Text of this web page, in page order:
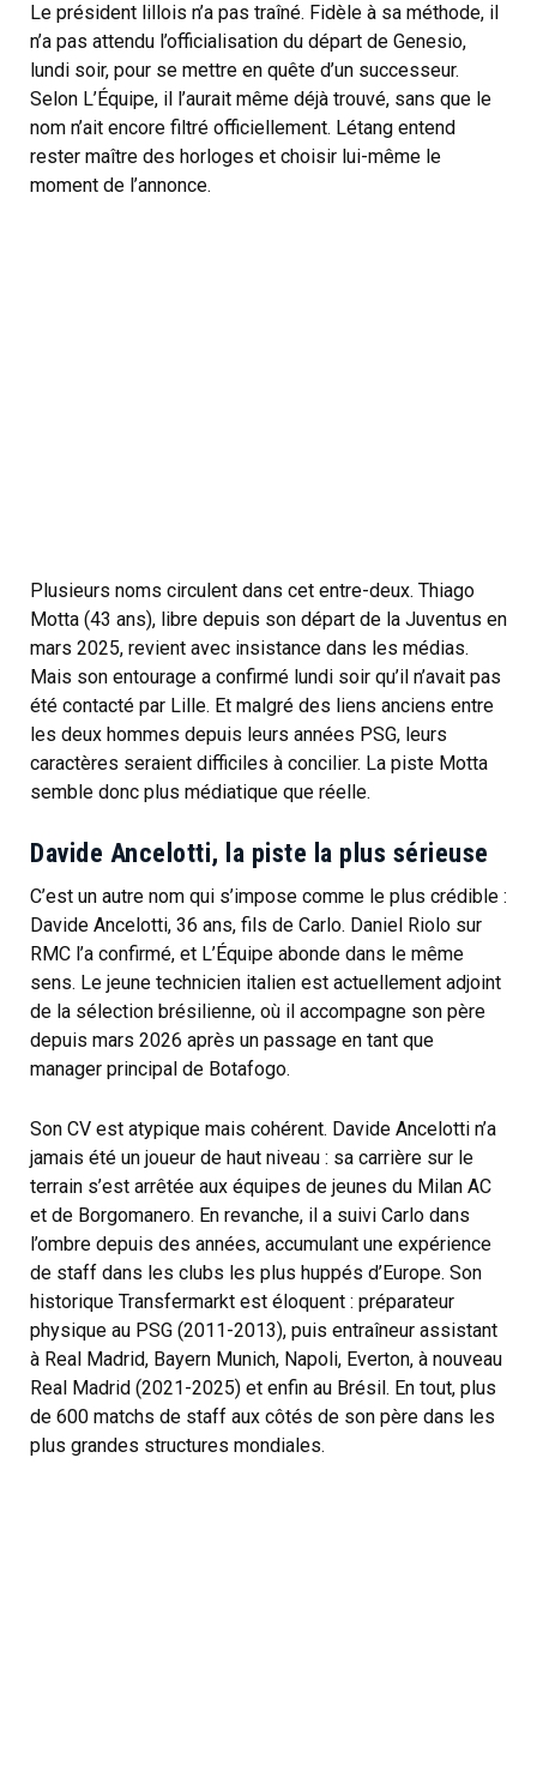
Le président lillois n’a pas traîné. Fidèle à sa méthode, il
n’a pas attendu l’officialisation du départ de Genesio,
lundi soir, pour se mettre en quête d’un successeur.
Selon L’Équipe, il l’aurait même déjà trouvé, sans que le
nom n’ait encore filtré officiellement. Létang entend
rester maître des horloges et choisir lui-même le
moment de l’annonce.
Plusieurs noms circulent dans cet entre-deux. Thiago
Motta (43 ans), libre depuis son départ de la Juventus en
mars 2025, revient avec insistance dans les médias.
Mais son entourage a confirmé lundi soir qu’il n’avait pas
été contacté par Lille. Et malgré des liens anciens entre
les deux hommes depuis leurs années PSG, leurs
caractères seraient difficiles à concilier. La piste Motta
semble donc plus médiatique que réelle.
Davide Ancelotti, la piste la plus sérieuse
C’est un autre nom qui s’impose comme le plus crédible :
Davide Ancelotti, 36 ans, fils de Carlo. Daniel Riolo sur
RMC l’a confirmé, et L’Équipe abonde dans le même
sens. Le jeune technicien italien est actuellement adjoint
de la sélection brésilienne, où il accompagne son père
depuis mars 2026 après un passage en tant que
manager principal de Botafogo.
Son CV est atypique mais cohérent. Davide Ancelotti n’a
jamais été un joueur de haut niveau : sa carrière sur le
terrain s’est arrêtée aux équipes de jeunes du Milan AC
et de Borgomanero. En revanche, il a suivi Carlo dans
l’ombre depuis des années, accumulant une expérience
de staff dans les clubs les plus huppés d’Europe. Son
historique Transfermarkt est éloquent : préparateur
physique au PSG (2011-2013), puis entraîneur assistant
à Real Madrid, Bayern Munich, Napoli, Everton, à nouveau
Real Madrid (2021-2025) et enfin au Brésil. En tout, plus
de 600 matchs de staff aux côtés de son père dans les
plus grandes structures mondiales.